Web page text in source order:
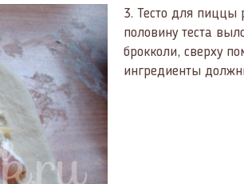
3. Тесто для пиццы
половину теста
брокколи, сверху
ингредиенты